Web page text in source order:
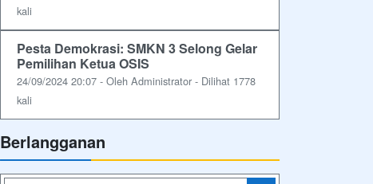
kali
Pesta Demokrasi: SMKN 3 Selong Gelar
Pemilihan Ketua OSIS
24/09/2024 20:07 - Oleh Administrator - Dilihat 1778
kali
Berlangganan